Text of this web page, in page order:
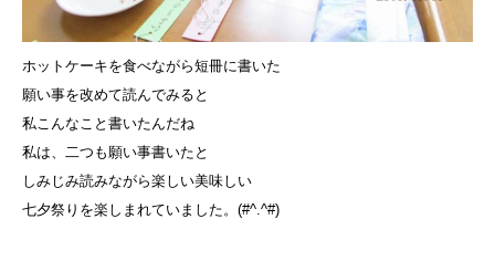
ホットケーキを食べながら短冊に書いた
願い事を改めて読んでみると
私こんなこと書いたんだね
私は、二つも願い事書いたと
しみじみ読みながら楽しい美味しい
七夕祭りを楽しまれていました。(#^.^#)